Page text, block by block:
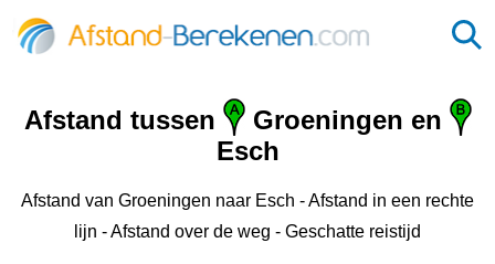
Afstand tussen
Groeningen en
Esch
Afstand van Groeningen naar Esch - Afstand in een rechte
lijn - Afstand over de weg - Geschatte reistijd